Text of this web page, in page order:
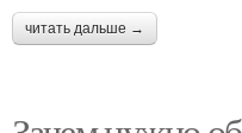
читать дальше →